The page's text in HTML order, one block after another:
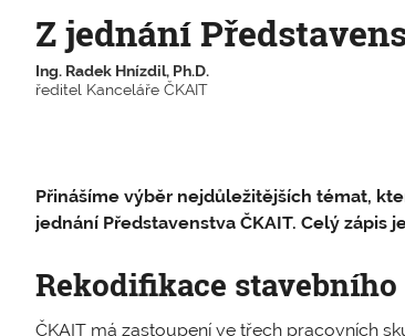
Z jednání
Ing. Radek Hnízdil, Ph.D.
ředitel Kanceláře ČKAIT
Přinášíme výběr nejdůležitějších témat,
jednání Představenstva ČKAIT. Celý zápis
Rekodifikace
ČKAIT má zastoupení ve třech pracovních